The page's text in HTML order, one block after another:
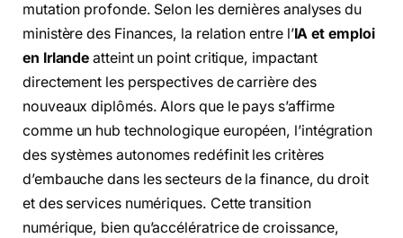
mutation profonde. Selon les dernières analyses du
ministère des Finances, la relation entre l’IA et emploi
en Irlande atteint un point critique, impactant
directement les perspectives de carrière des
nouveaux diplômés. Alors que le pays s’affirme
comme un hub technologique européen, l’intégration
des systèmes autonomes redéfinit les critères
d’embauche dans les secteurs de la finance, du droit
et des services numériques. Cette transition
numérique, bien qu’accélératrice de croissance,